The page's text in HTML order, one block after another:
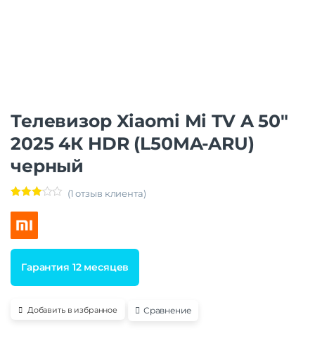
Телевизор Xiaomi Mi TV A 50″
2025 4К HDR (L50MA-ARU)
черный
г
из 5 на
пользо
вателя
(1отзыв клиента)
Гарантия 12 месяцев
Добавить в избранное Сравнение